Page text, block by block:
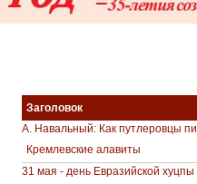
Заголовок
А. Навальный: Как путлеровцы
Кремлевские алавиты
31 мая - день Евразийской хуцпы